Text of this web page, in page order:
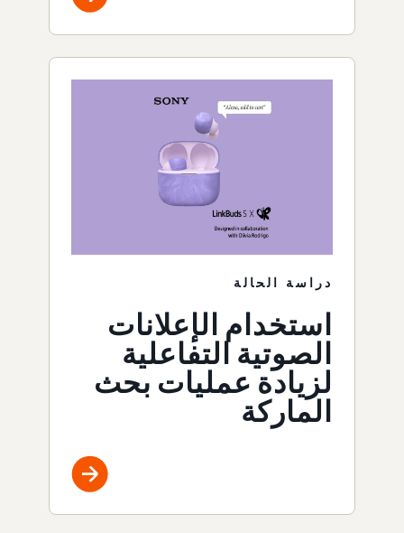
دراسة الحالة
استخدام الإعلانات
الصوتية التفاعلية
لزيادة عمليات بحث
الماركة